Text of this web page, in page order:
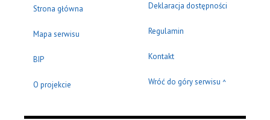
Strona główna
Mapa serwisu
BIP
O projekcie
Deklaracja dostępności
Regulamin
Kontakt
Wróć do góry serwisu ^